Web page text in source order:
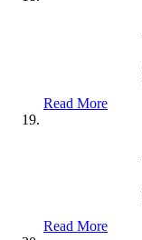
Read More
Read More